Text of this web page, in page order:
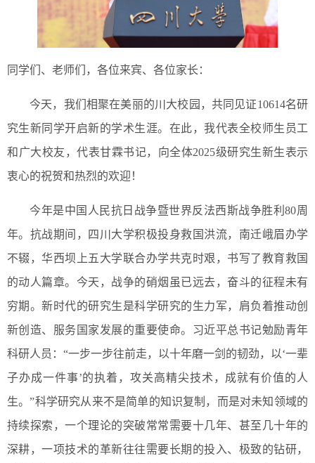
同学们、老师们，各位来宾、各位家长：
今天，我们相聚在美丽的川大校园，共同见证10614名研
究生新同学开启新的学术生涯。在此，我代表全校师生员工
和广大校友，代表甘霖书记，向全体2025级研究生新生表示
衷心的祝贺和热烈的欢迎！
今年是中国人民抗日战争暨世界反法西斯战争胜利80周
年。抗战期间，四川大学积极投身救国洪流，南迁峨眉办学
不辍，华西坝上五大学联合办学共克时艰，书写了教育救国
的动人篇章。今天，战争的硝烟虽已远去，奋斗的征程未有
穷期。新时代的研究生是科学研究的生力军，肩负着推动创
新创造、服务国家发展的重要使命。习近平总书记勉励青年
科研人员：“一步一步往前走，以十年磨一剑的韧劲，以‘一辈
子办成一件事’的执着，攻关高精尖技术，成就有价值的人
生。”科学研究从来不是简单的知识复制，而是对未知领域的
持续探索，一个理论的突破常常需要十几年、甚至几十年的
深耕，一项技术的革新往往需要长期的投入、极致的钻研，